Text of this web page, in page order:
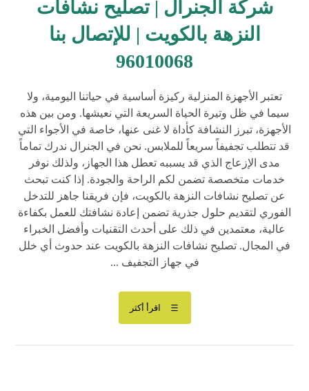
شركة الجنرال | تصليح نشافات
النزهة بالكويت | للإتصال بنا
96010068
تعتبر الأجهزة المنزلية ركيزة أساسية في حياتنا اليومية، ولا
سيما في ظل وتيرة الحياة السريعة التي نعيشها. ومن بين هذه
الأجهزة، تبرز النشافة كأداة لا غنى عنها، خاصة في الأجواء التي
قد تتطلب تجفيفاً سريعاً للملابس. نحن في الجنرال ندرك تماماً
مدى الإزعاج الذي قد يسببه تعطل هذا الجهاز، ولذلك نوفر
خدمات متخصصة تضمن لكم الراحة والجودة. إذا كنت تبحث
عن تصليح نشافات النزهة بالكويت، فإن فريقنا جاهز للتدخل
الفوري لتقديم حلول جذرية تضمن إعادة نشافتك للعمل بكفاءة
عالية، معتمدين في ذلك على أحدث التقنيات وأفضل الخبراء
في المجال. تصليح نشافات النزهة بالكويت عند حدوث أي خلل
في جهاز التجفيف ...
اقرأ أكثر